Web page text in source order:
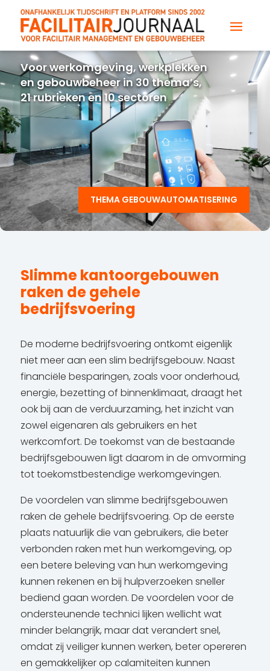
Voor werkomgeving, werkplekken
en gebouwbeheer in 30 thema’s,
21 rubrieken en 10 sectoren
THEMA GEBOUWAUTOMATISERING
Slimme kantoorgebouwen
raken de gehele
bedrijfsvoering
De moderne bedrijfsvoering ontkomt eigenlijk
niet meer aan een slim bedrijfsgebouw. Naast
financiële besparingen, zoals voor onderhoud,
energie, bezetting of binnenklimaat, draagt het
ook bij aan de verduurzaming, het inzicht van
zowel eigenaren als gebruikers en het
werkcomfort. De toekomst van de bestaande
bedrijfsgebouwen ligt daarom in de omvorming
tot toekomstbestendige werkomgevingen.
De voordelen van slimme bedrijfsgebouwen
raken de gehele bedrijfsvoering. Op de eerste
plaats natuurlijk die van gebruikers, die beter
verbonden raken met hun werkomgeving, op
een betere beleving van hun werkomgeving
kunnen rekenen en bij hulpverzoeken sneller
bediend gaan worden. De voordelen voor de
ondersteunende technici lijken wellicht wat
minder belangrijk, maar dat verandert snel,
omdat zij veiliger kunnen werken, beter opereren
en gemakkelijker op calamiteiten kunnen